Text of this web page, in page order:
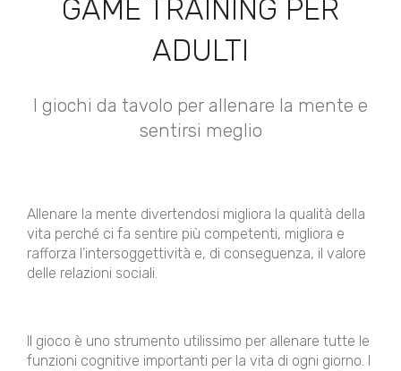
GAME TRAINING PER
ADULTI
I giochi da tavolo per allenare la mente e
sentirsi meglio
Allenare la mente divertendosi migliora la qualità della
vita perché ci fa sentire più competenti, migliora e
rafforza l’intersoggettività e, di conseguenza, il valore
delle relazioni sociali.
Il gioco è uno strumento utilissimo per allenare tutte le
funzioni cognitive importanti per la vita di ogni giorno. I